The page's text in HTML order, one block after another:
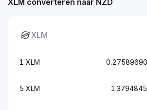
XLM converteren naar NZD
XLM
1 XLM
5 XLM